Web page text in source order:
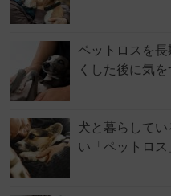
ペットロスを
くした後に気
犬と暮らして
い「ペットロ